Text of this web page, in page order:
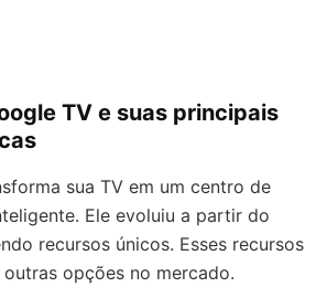
TV e suas principais
sua TV em um centro de
Ele evoluiu a partir do
recursos únicos. Esses recursos
opções no mercado.